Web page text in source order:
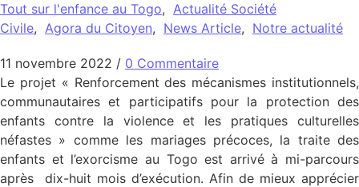
Tout sur l'enfance au Togo, Actualité Société
Civile, Agora du Citoyen, News Article, Notre actualité
11 novembre 2022 / 0 Commentaire
Le projet « Renforcement des mécanismes institutionnels,
communautaires et participatifs pour la protection des
enfants contre la violence et les pratiques culturelles
néfastes » comme les mariages précoces, la traite des
enfants et l’exorcisme au Togo est arrivé à mi-parcours
après dix-huit mois d’exécution. Afin de mieux apprécier